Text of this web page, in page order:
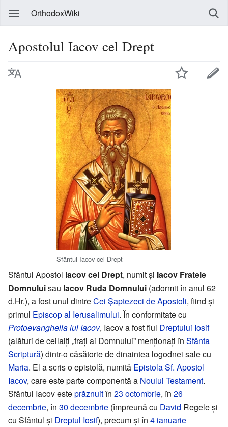
OrthodoxWiki
Apostolul Iacov cel Drept
Sfântul Iacov cel Drept
Sfântul Apostol Iacov cel Drept, numit și Iacov Fratele
Domnuluisau Iacov Ruda Domnului (adormit în anul 62
d.Hr.), a fost unul dintreCei Șaptezeci de Apostoli, fiind și
primul Episcop al Ierusalimului. În conformitate cu
Protoevanghelia lui Iacov, Iacov a fost fiul Dreptului Iosif
(alături de ceilalți „frați ai Domnului” menționați în Sfânta
Scriptură) dintr-o căsătorie de dinaintea logodnei sale cu
Maria. El a scris o epistolă, numită Epistola Sf. Apostol
Iacov, care este parte componentă a Noului Testament.
Sfântul Iacov esteprăznuitîn 23 octombrie, în 26
decembrie, în 30 decembrie (împreună cu David Regele și
cu Sfântul și Dreptul Iosif), precum și în 4 ianuarie